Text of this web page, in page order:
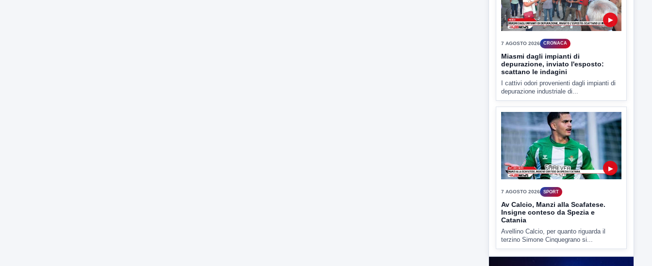
Sarà affidato con ogni probabilità all'inizio
della prossima settimana l'incarico...
7 AGOSTO 2026 CRONACA
Miasmi dagli impianti di
depurazione, inviato l'esposto:
scattano le indagini
I cattivi odori provenienti dagli impianti di
depurazione industriale di...